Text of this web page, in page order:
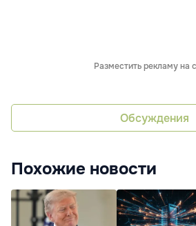
Разместить рекламу на
Обсуждения
Похожие новости